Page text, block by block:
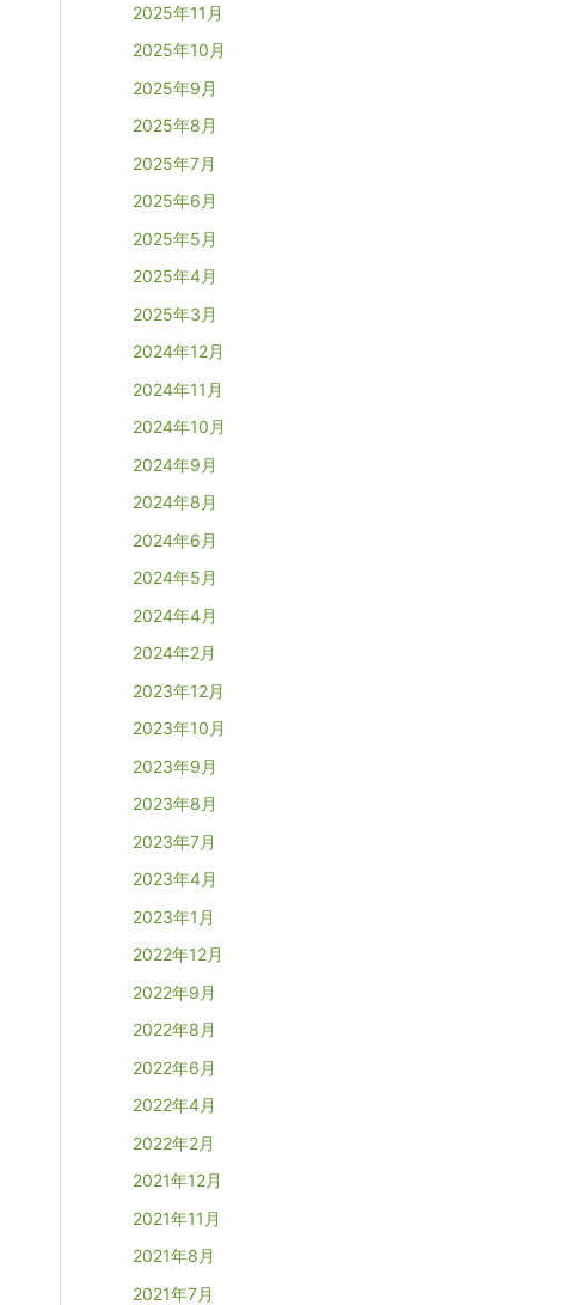
2025年11月
2025年10月
2025年9月
2025年8月
2025年7月
2025年6月
2025年5月
2025年4月
2025年3月
2024年12月
2024年11月
2024年10月
2024年9月
2024年8月
2024年6月
2024年5月
2024年4月
2024年2月
2023年12月
2023年10月
2023年9月
2023年8月
2023年7月
2023年4月
2023年1月
2022年12月
2022年9月
2022年8月
2022年6月
2022年4月
2022年2月
2021年12月
2021年11月
2021年8月
2021年7月